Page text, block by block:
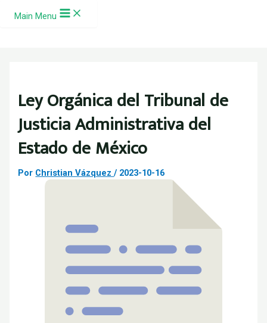
Ir al contenido
Main Menu
Ley Orgánica del Tribunal de
Justicia Administrativa del
Estado de México
Por Christian Vázquez/ 2023-10-16